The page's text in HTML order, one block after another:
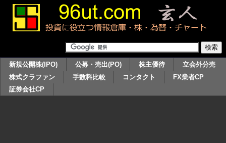
新規公開株(IPO) 公募・売出(PO) 株主優待
立会外分売
株式クラファン
手数料比較 コンタクト
FX業者CP
証券会社CP